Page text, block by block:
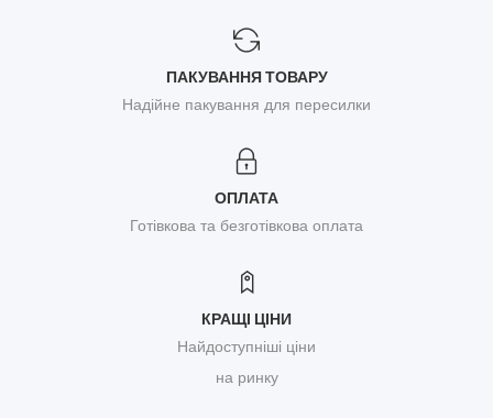
ПАКУВАННЯ ТОВАРУ
Надійне пакування для пересилки
ОПЛАТА
Готівкова та безготівкова оплата
КРАЩІ ЦІНИ
Найдоступніші ціни
на ринку